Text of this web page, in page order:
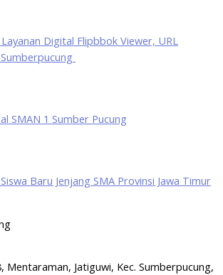
Digital Flipbbok Viewer, URL
SMAN 1 Sumber Pucung
Baru Jenjang SMA Provinsi Jawa Timur
Mentaraman, Jatiguwi, Kec. Sumberpucung,